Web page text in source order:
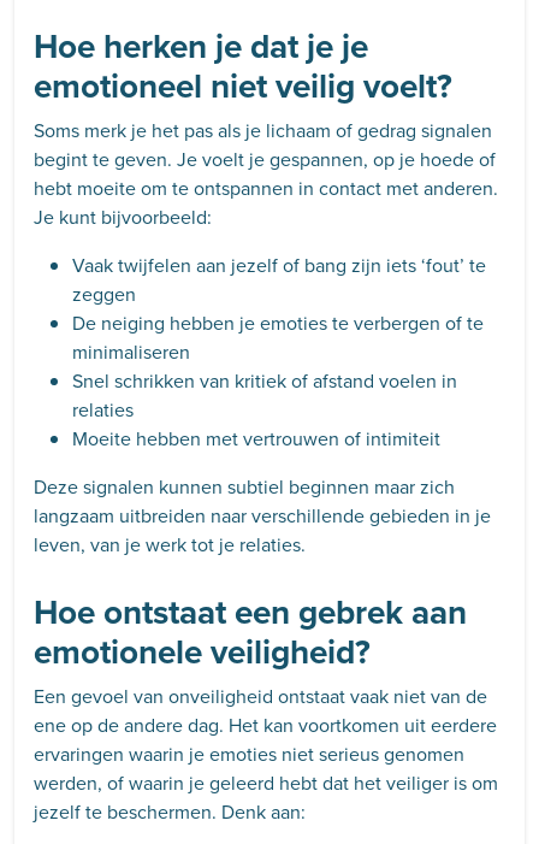
Hoe herken je dat je je
emotioneel niet veilig voelt?
Soms merk je het pas als je lichaam of gedrag signalen
begint te geven. Je voelt je gespannen, op je hoede of
hebt moeite om te ontspannen in contact met anderen.
Je kunt bijvoorbeeld:
Vaak twijfelen aan jezelf of bang zijn iets ‘fout’ te
zeggen
De neiging hebben je emoties te verbergen of te
minimaliseren
Snel schrikken van kritiek of afstand voelen in
relaties
Moeite hebben met vertrouwen of intimiteit
Deze signalen kunnen subtiel beginnen maar zich
langzaam uitbreiden naar verschillende gebieden in je
leven, van je werk tot je relaties.
Hoe ontstaat een gebrek aan
emotionele veiligheid?
Een gevoel van onveiligheid ontstaat vaak niet van de
ene op de andere dag. Het kan voortkomen uit eerdere
ervaringen waarin je emoties niet serieus genomen
werden, of waarin je geleerd hebt dat het veiliger is om
jezelf te beschermen. Denk aan: